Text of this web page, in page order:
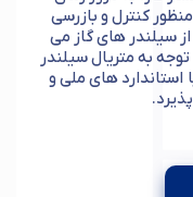
کنترل و بازرسی
از سیلندر های گاز می
به متریال سیلندر
استاندارد های ملی و